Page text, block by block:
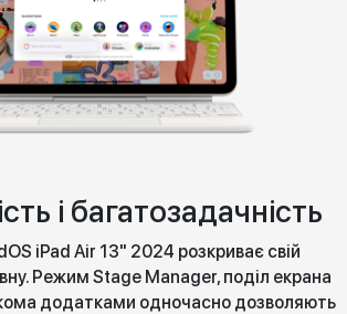
і багатозадачність
iPad Air 13" 2024 розкриває свій
Режим Stage Manager, поділ екрана
додатками одночасно дозволяють